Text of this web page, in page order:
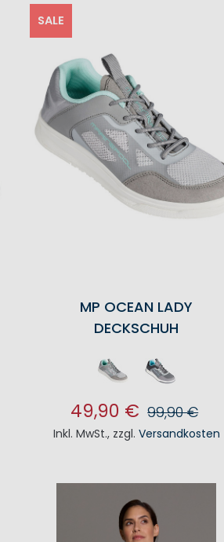
SALE
MP OCEAN LADY
DECKSCHUH
49,90 € 99,90 €
Inkl. MwSt., zzgl. Versandkosten